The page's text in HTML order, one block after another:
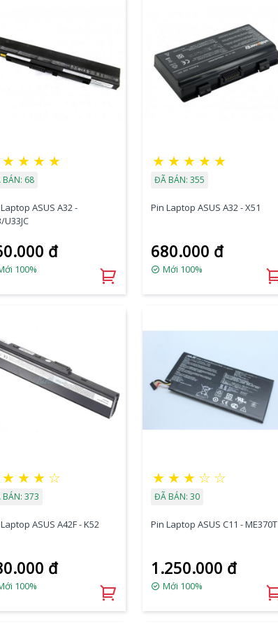
★ ★ ★ ★
68
ASUS A32 -
U33JC
đ
100%
★ ★ ★ ★ ★
ĐÃ BÁN: 355
Pin Laptop ASUS A32 - X51
680.000 đ
Mới 100%
★ ★ ★ ☆
373
ASUS A42F - K52
đ
100%
★ ★ ★ ☆ ☆
ĐÃ BÁN: 30
Pin Laptop ASUS C11 - ME370T
1.250.000 đ
Mới 100%